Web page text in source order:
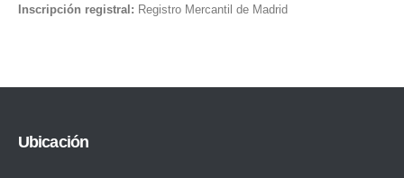
Inscripción registral: Registro Mercantil de Madrid
Ubicación